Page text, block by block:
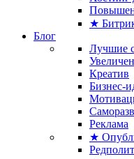
★
Блог
Лучшие
Креатив
Бизнес-
Реклама
★